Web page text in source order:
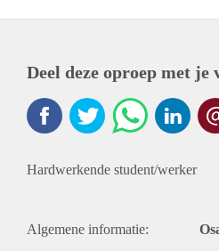
Deel deze oproep met je
Hardwerkende student/werker
Algemene informatie: